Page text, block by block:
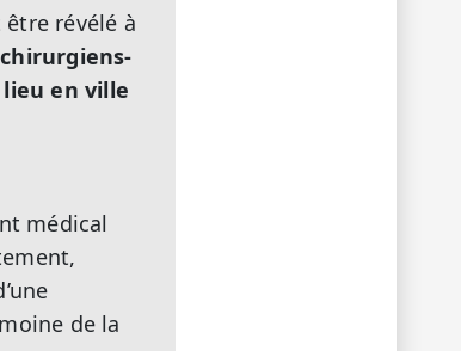
révélé à
en ville
médical
de la